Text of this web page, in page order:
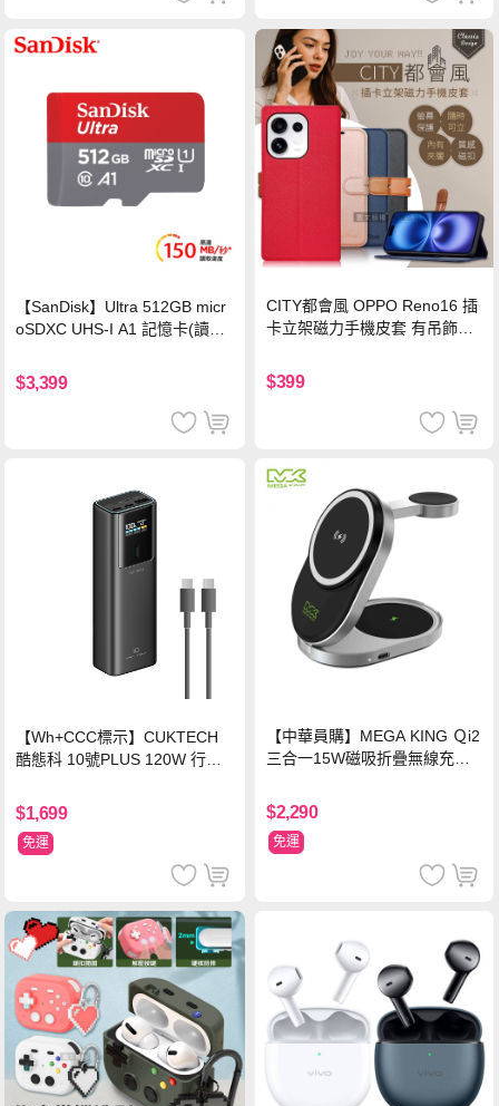
【SanDisk】Ultra 512GB micr
oSDXC UHS-I A1 記憶卡(讀取
$3,399
CITY都會風 OPPO Reno16 插
卡立架磁力手機皮套 有吊飾孔
$399
【Wh+CCC標示】CUKTECH
酷態科 10號PLUS 120W 行動
色
$1,699
免運
【中華員購】MEGA KING Ｑi2
三合一15W磁吸折疊無線充電
$2,290
免運